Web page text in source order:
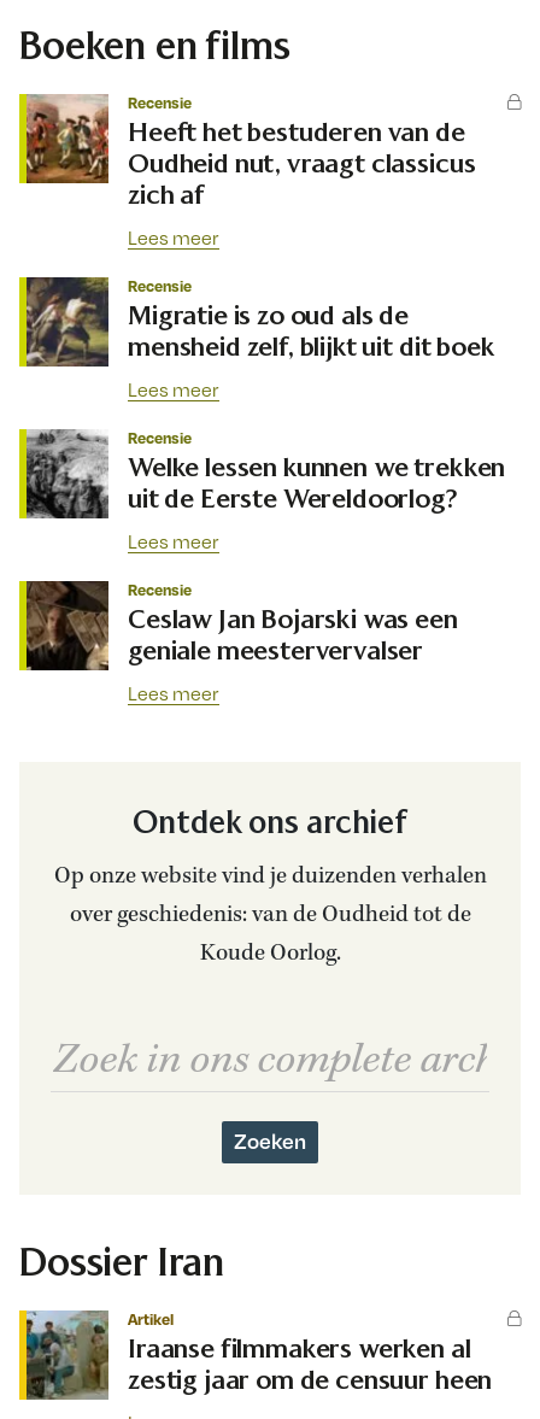
Boeken en films
Recensie
Heeft het bestuderen van de
Oudheid nut, vraagt classicus
zich af
Lees meer
Recensie
Migratie is zo oud als de
mensheid zelf, blijkt uit dit boek
Lees meer
Recensie
Welke lessen kunnen we trekken
uit de Eerste Wereldoorlog?
Lees meer
Recensie
Ceslaw Jan Bojarski was een
geniale meestervervalser
Lees meer
Ontdek ons archief
Op onze website vind je duizenden verhalen
over geschiedenis: van de Oudheid tot de
Koude Oorlog.
Zoeken
Dossier Iran
Artikel
Iraanse filmmakers werken al
zestig jaar om de censuur heen